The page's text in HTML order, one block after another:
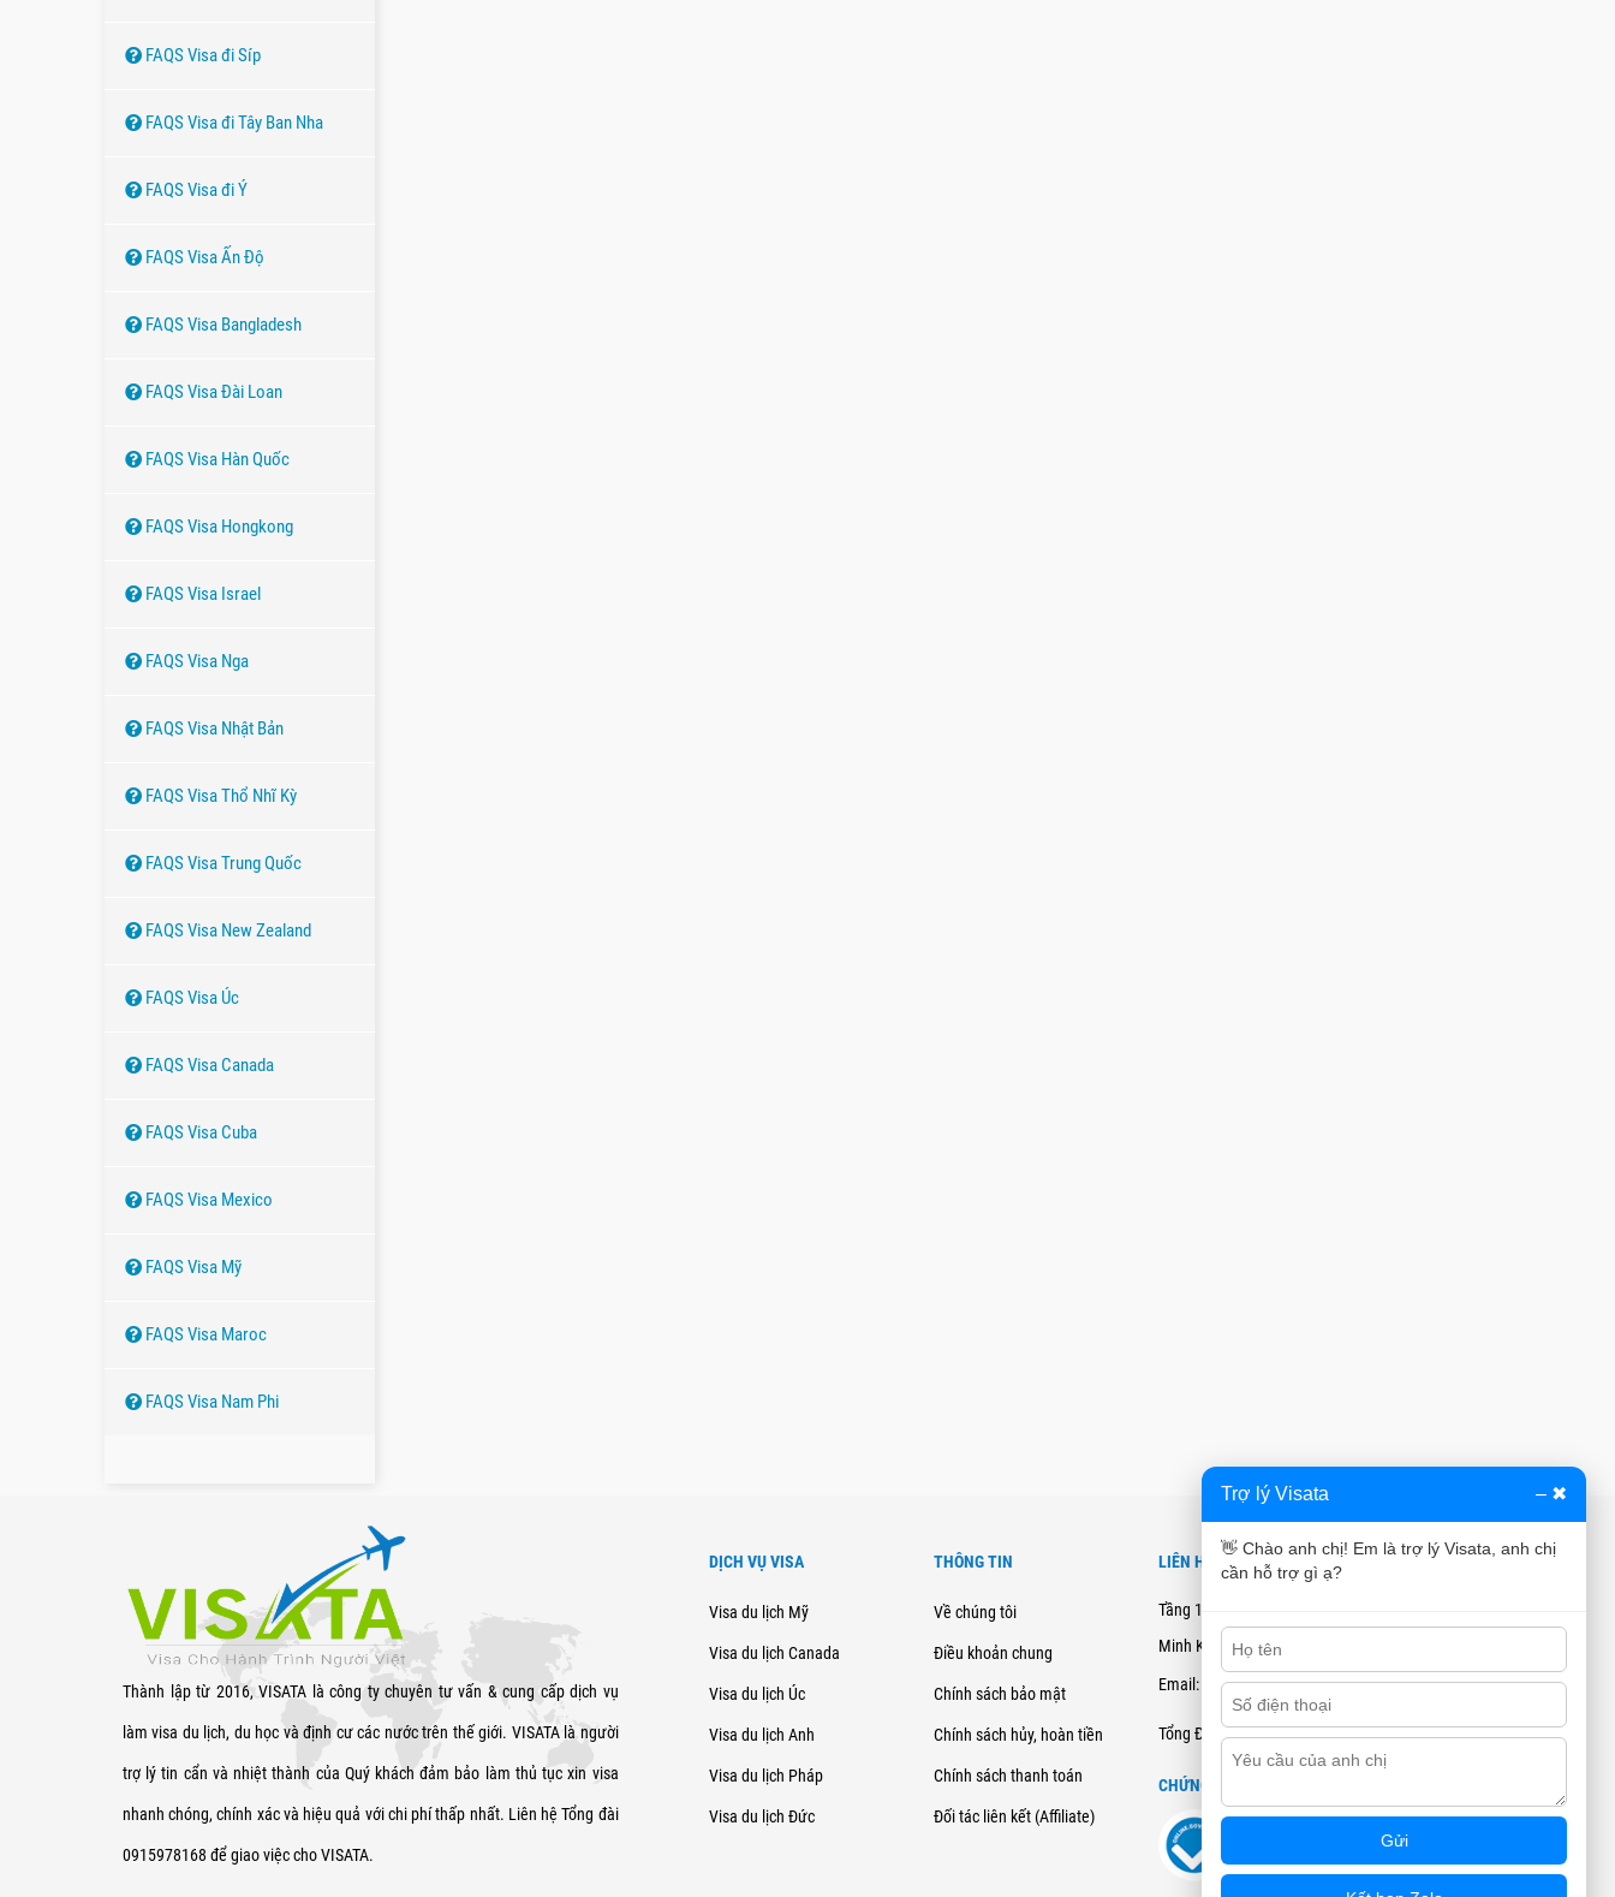
FAQS Visa đi Síp
FAQS Visa đi Tây Ban Nha
FAQS Visa đi Ý
FAQS Visa Ấn Độ
FAQS Visa Bangladesh
FAQS Visa Đài Loan
FAQS Visa Hàn Quốc
FAQS Visa Hongkong
FAQS Visa Israel
FAQS Visa Nga
FAQS Visa Nhật Bản
FAQS Visa Thổ Nhĩ Kỳ
FAQS Visa Trung Quốc
FAQS Visa New Zealand
FAQS Visa Úc
FAQS Visa Canada
FAQS Visa Cuba
FAQS Visa Mexico
FAQS Visa Mỹ
FAQS Visa Maroc
FAQS Visa Nam Phi
Thành lập từ 2016, VISATA là công ty chuyên tư vấn & cung cấp dịch vụ
làm visa du lịch, du học và định cư các nước trên thế giới. VISATA là người
trợ lý tin cẩn và nhiệt thành của Quý khách đảm bảo làm thủ tục xin visa
nhanh chóng, chính xác và hiệu quả với chi phí thấp nhất. Liên hệ Tổng đài
0915978168 để giao việc cho VISATA.
DỊCH VỤ VISA
Visa du lịch Mỹ
Visa du lịch Canada
Visa du lịch Úc
Visa du lịch Anh
Visa du lịch Pháp
Visa du lịch Đức
THÔNG TIN
Về chúng tôi
Điều khoản chung
Chính sách bảo mật
Chính sách hủy, hoàn tiền
Chính sách thanh toán
Đối tác liên kết (Affiliate)
LIÊN HỆ
Tầng 12B, Tòa nhà Cienco4 - 180 Nguyễn Thị
Minh Khai, Quận 3, TPHCM
Email: hotro@visata.vn
Tổng Đài Tư Vấn:0915978168
CHỨNG NHẬN ĐĂNG KÝ BCT
Trợ lý Visata – ✖
👋 Chào anh chị! Em là trợ lý Visata, anh chị
cần hỗ trợ gì ạ?
Gửi